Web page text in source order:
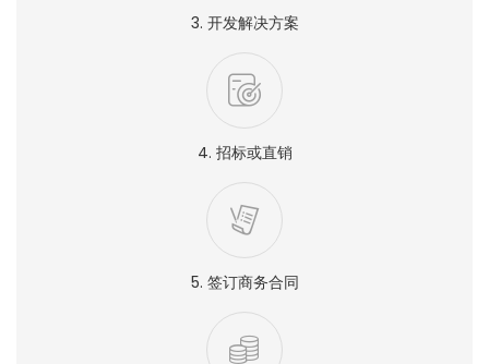
3. 开发解决方案
4. 招标或直销
5. 签订商务合同